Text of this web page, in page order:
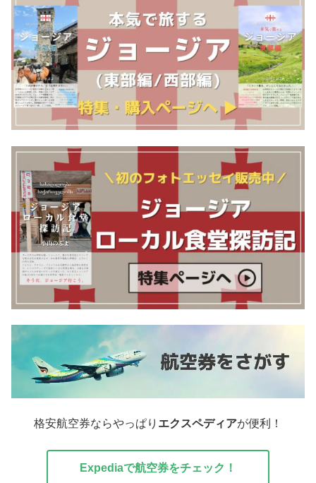
格安航空券ならやっぱり エクスペディアが便利！
Expediaで航空券をチェック！